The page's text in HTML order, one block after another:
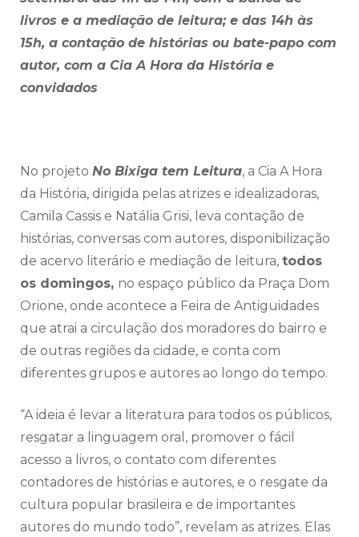
livros e a mediação de leitura; e das 14h às
15h, a contação de histórias ou bate-papo com
autor, com a Cia A Hora da História e
convidados
No projeto No Bixiga tem Leitura, a Cia A Hora
da História, dirigida pelas atrizes e idealizadoras,
Camila Cassis e Natália Grisi, leva contação de
histórias, conversas com autores, disponibilização
de acervo literário e mediação de leitura, todos
os domingos, no espaço público da Praça Dom
Orione, onde acontece a Feira de Antiguidades
que atrai a circulação dos moradores do bairro e
de outras regiões da cidade, e conta com
diferentes grupos e autores ao longo do tempo.
“A ideia é levar a literatura para todos os públicos,
resgatar a linguagem oral, promover o fácil
acesso a livros, o contato com diferentes
contadores de histórias e autores, e o resgate da
cultura popular brasileira e de importantes
autores do mundo todo”, revelam as atrizes. Elas